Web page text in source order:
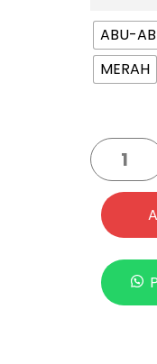
ABU-
MERAH